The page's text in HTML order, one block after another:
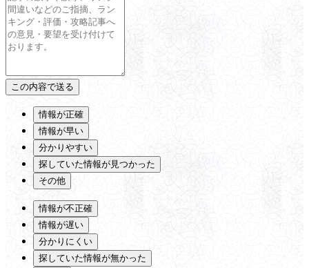
情報が正確
情報が早い
分かりやすい
探していた情報が見つかった
その他
情報が不正確
情報が遅い
分かりにくい
探していた情報が無かった